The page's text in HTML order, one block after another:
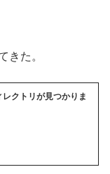
きた。
クトリが見つかりま